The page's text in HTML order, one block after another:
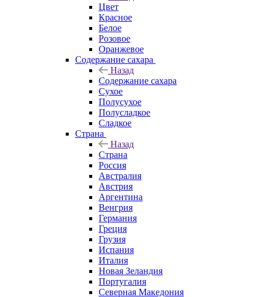
Цвет
Красное
Белое
Розовое
Оранжевое
Содержание сахара
Назад
Содержание сахара
Сухое
Полусухое
Полусладкое
Сладкое
Страна
Назад
Страна
Россия
Австралия
Австрия
Аргентина
Венгрия
Германия
Греция
Грузия
Испания
Италия
Новая Зеландия
Португалия
Северная Македония